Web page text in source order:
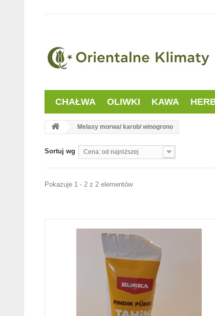
CHAŁWA OLIWKI KAWA
Melasy morwa/ karob/ winogrono
Sortuj wg Cena: od najniższej
Pokazuje 1 - 2 z 2 elementów